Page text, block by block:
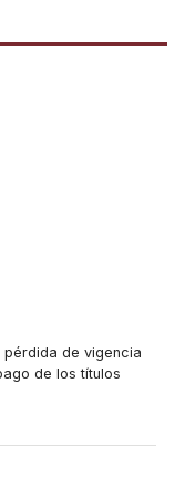
pérdida de vigencia
de los títulos